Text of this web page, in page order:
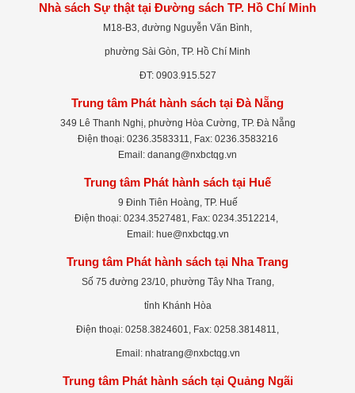
Nhà sách Sự thật tại Đường sách TP. Hồ Chí Minh
M18-B3, đường Nguyễn Văn Bình,
phường Sài Gòn, TP. Hồ Chí Minh
ĐT: 0903.915.527
Trung tâm Phát hành sách tại Đà Nẵng
349 Lê Thanh Nghị, phường Hòa Cường, TP. Đà Nẵng
Điện thoại: 0236.3583311, Fax: 0236.3583216
Email: danang@nxbctqg.vn
Trung tâm Phát hành sách tại Huế
9 Đinh Tiên Hoàng, TP. Huế
Điện thoại: 0234.3527481, Fax: 0234.3512214,
Email: hue@nxbctqg.vn
Trung tâm Phát hành sách tại Nha Trang
Số 75 đường 23/10, phường Tây Nha Trang,
tỉnh Khánh Hòa
Điện thoại: 0258.3824601, Fax: 0258.3814811,
Email: nhatrang@nxbctqg.vn
Trung tâm Phát hành sách tại Quảng Ngãi